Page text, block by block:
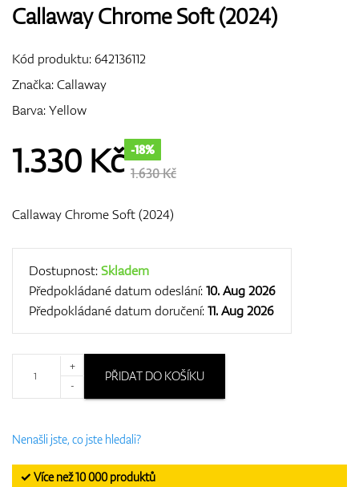
Dárkové poukazy
Callaway Chrome Soft (2024)
Kód produktu:642136112
Značka:Callaway
Barva: Yellow
1.330 Kč -18%
1.630 Kč
Callaway Chrome Soft (2024)
Dostupnost:Skladem
Předpokládané datum odeslání:10. Aug 2026
Předpokládané datum doručení:11. Aug 2026
+
-
PŘIDAT DO KOŠÍKU
Nenašli jste, co jste hledali?
✓ Více než 10 000 produktů